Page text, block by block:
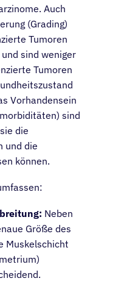
Auch
(Grading)
Tumoren
sind weniger
Tumoren
Vorhandensein
sind
die
und die
können.
Neben
Größe des
Muskelschicht